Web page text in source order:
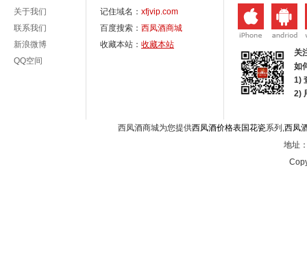
关于我们
联系我们
新浪微博
QQ空间
记住域名： xfjvip.com
百度搜索： 西凤酒商城
收藏本站： 收藏本站
关
如
1)
2)
西凤酒商城为您提供西凤酒价格表国花瓷系列,西凤
地址